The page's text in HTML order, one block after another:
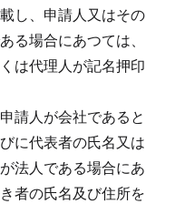
し、申請人又はその
る場合にあつては、
は代理人が記名押印
請人が会社であると
に代表者の氏名又は
法人である場合にあ
者の氏名及び住所を